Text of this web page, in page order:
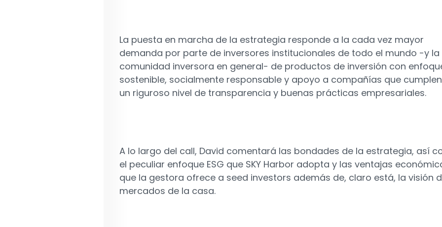
La puesta en marcha de la estrategia responde a la cada vez mayor
demanda por parte de inversores institucionales de todo el mundo -y la
comunidad inversora en general- de productos de inversión con
sostenible, socialmente responsable y apoyo a compañías que
un riguroso nivel de transparencia y buenas prácticas empresariales.
A lo largo del call, David comentará las bondades de la estrategia, así
el peculiar enfoque ESG que SKY Harbor adopta y las ventajas
que la gestora ofrece a seed investors además de, claro está, la visión
mercados de la casa.